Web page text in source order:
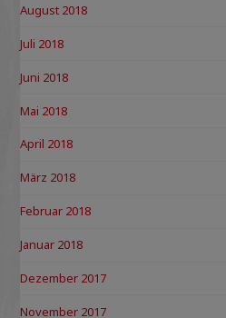
August 2018
Juli 2018
Juni 2018
Mai 2018
April 2018
März 2018
Februar 2018
Januar 2018
Dezember 2017
November 2017